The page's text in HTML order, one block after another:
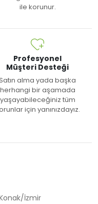
ile korunur.
Profesyonel
Müşteri Desteği
alma yada başka
herhangi bir aşamada
yaşayabileceğiniz tüm
için yanınızdayız.
Konak/İzmir